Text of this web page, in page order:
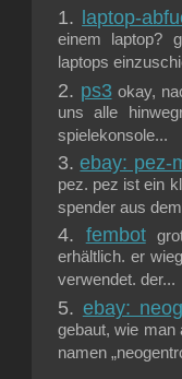
laptop-
einem laptop?
laptops
ps3 okay,
uns alle
spielekonsole...
ebay: pez-
pez. pez ist ein
spender aus
fembot
erhältlich. er
verwendet. der...
ebay:
gebaut, wie man
namen